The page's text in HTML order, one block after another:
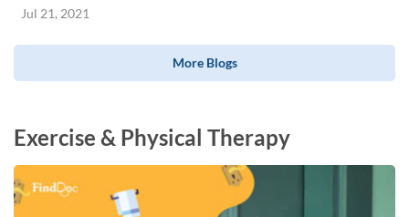
Jul 21, 2021
More Blogs
Exercise & Physical Therapy